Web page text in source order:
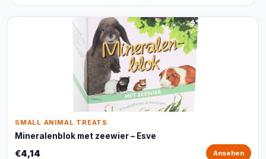
SMALL ANIMAL TREATS
Mineralenblok met zeewier – Esve
€4,14 Ansehen